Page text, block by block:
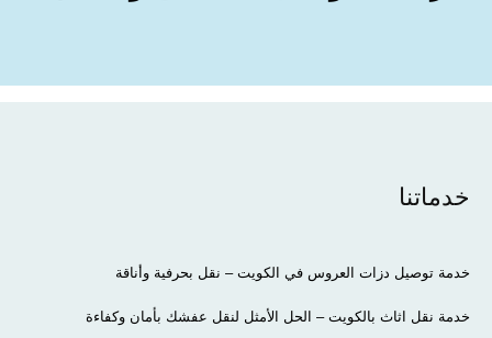
خدماتنا
خدمة توصيل دزات العروس في الكويت – نقل بحرفية وأناقة
خدمة نقل اثاث بالكويت – الحل الأمثل لنقل عفشك بأمان وكفاءة